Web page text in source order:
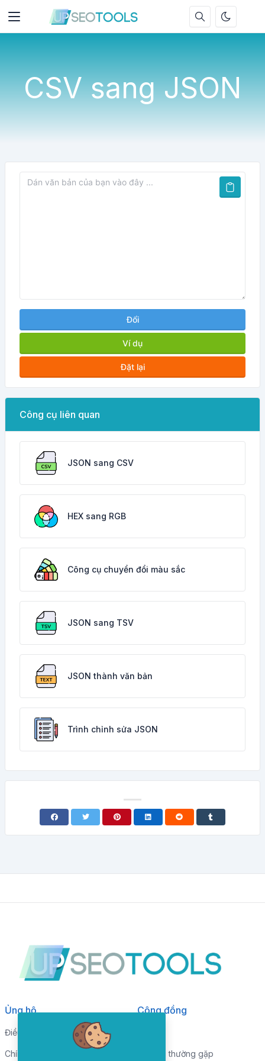
CSV sang JSON
Đổi
Ví dụ
Đặt lại
Công cụ liên quan
JSON sang CSV
HEX sang RGB
Công cụ chuyển đổi màu sắc
JSON sang TSV
JSON thành văn bản
Trình chỉnh sửa JSON
Ủng hộ
Điều khoản dịch vụ
Chính sách bảo mật
Cộng đồng
Câu hỏi thường gặp